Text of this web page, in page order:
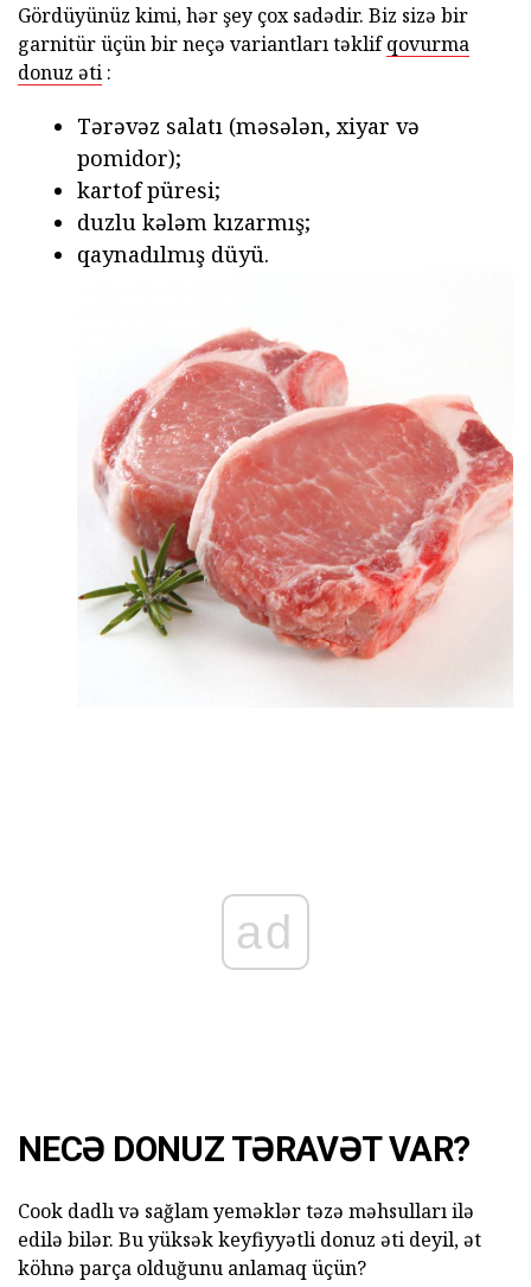
Gördüyünüz kimi, hər şey çox sadədir. Biz sizə bir
garnitür üçün bir neçə variantları təklifqovurma
donuz əti :
Tərəvəz salatı (məsələn, xiyar və
pomidor);
kartof püresi;
duzlu kələm kızarmış;
qaynadılmış düyü.
ad
NECƏ DONUZ TƏRAVƏT VAR?
Cook dadlı və sağlam yeməklər təzə məhsulları ilə
edilə bilər. Bu yüksək keyfiyyətli donuz əti deyil, ət
köhnə parça olduğunu anlamaq üçün?